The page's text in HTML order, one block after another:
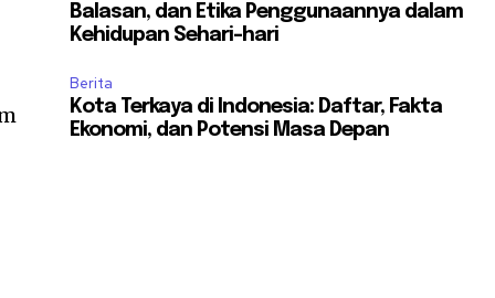
Balasan, dan Etika Penggunaannya dalam
Kehidupan Sehari-hari
Berita
Kota Terkaya di Indonesia: Daftar, Fakta
Ekonomi, dan Potensi Masa Depan